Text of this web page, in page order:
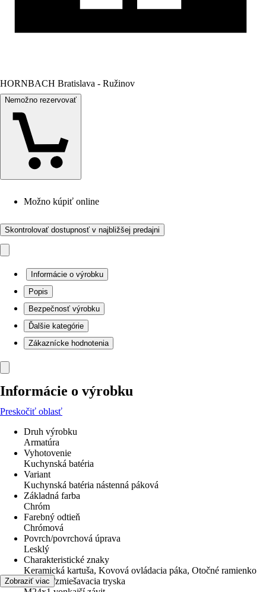
HORNBACH Bratislava - Ružinov
Nemožno rezervovať
Možno kúpiť online
Skontrolovať dostupnosť v najbližšej predajni
Informácie o výrobku
Popis
Bezpečnosť výrobku
Ďalšie kategórie
Zákaznícke hodnotenia
Informácie o výrobku
Preskočiť oblasť
Druh výrobku
Armatúra
Vyhotovenie
Kuchynská batéria
Variant
Kuchynská batéria nástenná páková
Základná farba
Chróm
Farebný odtieň
Chrómová
Povrch/povrchová úprava
Lesklý
Charakteristické znaky
Keramická kartuša, Kovová ovládacia páka, Otočné ramienko
Perlátor/zmiešavacia tryska
Zobraziť viac